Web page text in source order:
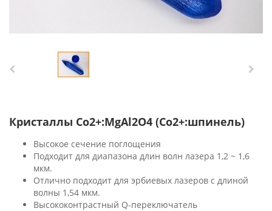
Кристаллы Co2+:MgAl2O4 (Co2+:шпинель)
Высокое сечение поглощения
Подходит для диапазона длин волн лазера 1,2 ~ 1,6
мкм.
Отлично подходит для эрбиевых лазеров с длиной
волны 1,54 мкм.
Высококонтрастный Q-переключатель